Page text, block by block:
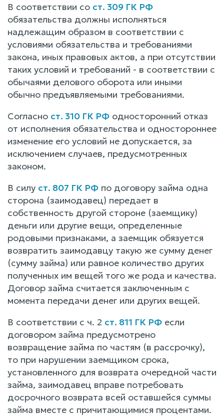
В соответствии со ст. 309 ГК РФ
обязательства должны исполняться
надлежащим образом в соответствии с
условиями обязательства и требованиями
закона, иных правовых актов, а при отсутствии
таких условий и требований - в соответствии с
обычаями делового оборота или иными
обычно предъявляемыми требованиями.
Согласно ст. 310 ГК РФ односторонний отказ
от исполнения обязательства и одностороннее
изменение его условий не допускается, за
исключением случаев, предусмотренных
законом.
В силу ст. 807 ГК РФ по договору займа одна
сторона (заимодавец) передает в
собственность другой стороне (заемщику)
деньги или другие вещи, определенные
родовыми признаками, а заемщик обязуется
возвратить заимодавцу такую же сумму денег
(сумму займа) или равное количество других
полученных им вещей того же рода и качества.
Договор займа считается заключенным с
момента передачи денег или других вещей.
В соответствии с ч. 2 ст. 811 ГК РФ если
договором займа предусмотрено
возвращение займа по частям (в рассрочку),
то при нарушении заемщиком срока,
установленного для возврата очередной части
займа, заимодавец вправе потребовать
досрочного возврата всей оставшейся суммы
займа вместе с причитающимися процентами.